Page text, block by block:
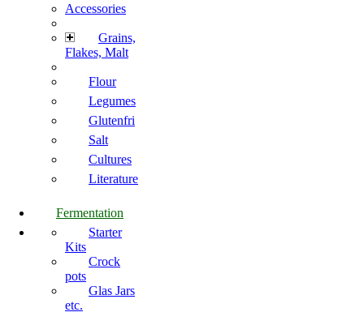
Accessories
Grains,
Flakes, Malt
Flour
Legumes
Glutenfri
Salt
Cultures
Literature
Fermentation
Starter
Kits
Crock
pots
Glas Jars
etc.